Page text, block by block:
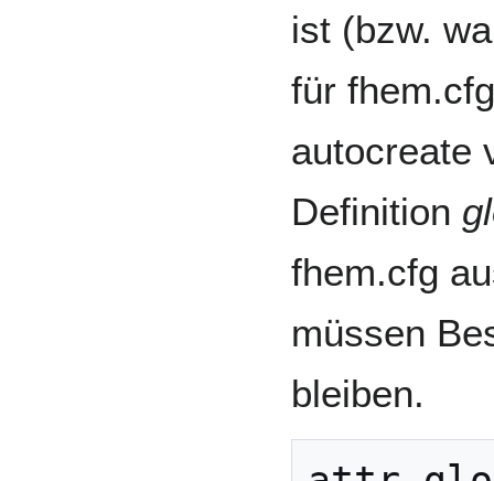
ist (bzw.
für
autocreate
Definition
fhem.cfg
müssen
bleiben.